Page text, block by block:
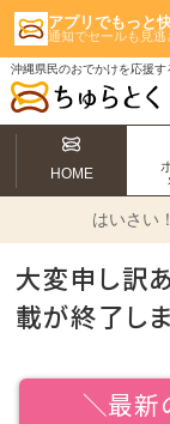
アプリでもっと
通知でセールも見逃
沖縄県民のおでかけを応援す
HOME
はいさい！
大変申し訳
載が終了しま
＼最新